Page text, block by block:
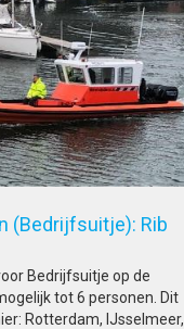
(Bedrijfsuitje): Rib
Bedrijfsuitje op de
tot 6 personen. Dit
Rotterdam, IJsselmeer,